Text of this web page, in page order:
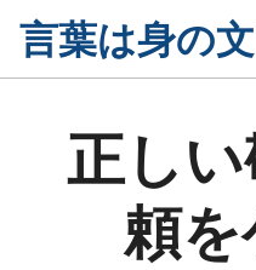
言葉は身の文
正し
頼を